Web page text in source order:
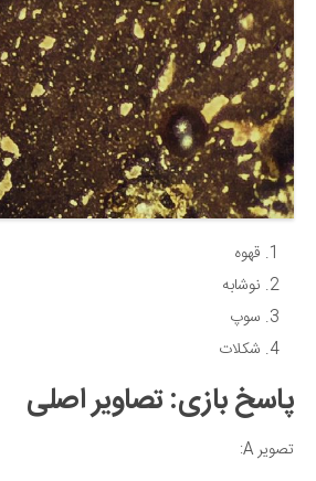
قهوه
نوشابه
سوپ
شکلات
پاسخ بازی: تصاویر اصلی
تصویر A: